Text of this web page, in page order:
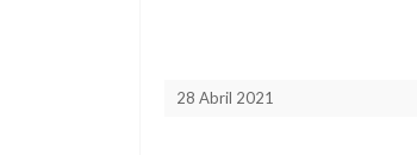
28 Abril 2021